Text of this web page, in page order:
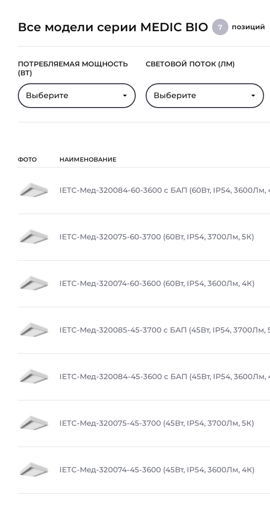
Все модели серии MEDIC BIO 7 позиций
ПОТРЕБЛЯЕМАЯ МОЩНОСТЬ
(ВТ)
Выберите
СВЕТОВОЙ ПОТОК (ЛМ)
Выберите
ФОТО НАИМЕНОВАНИЕ
IETC-Мед-320084-60-3600 с БАП (60Вт, IP54, 3600Лм,
IETC-Мед-320075-60-3700 (60Вт, IP54, 3700Лм, 5К)
IETC-Мед-320074-60-3600 (60Вт, IP54, 3600Лм, 4К)
IETC-Мед-320085-45-3700 с БАП (45Вт, IP54, 3700Лм,
IETC-Мед-320084-45-3600 с БАП (45Вт, IP54, 3600Лм,
IETC-Мед-320075-45-3700 (45Вт, IP54, 3700Лм, 5К)
IETC-Мед-320074-45-3600 (45Вт, IP54, 3600Лм, 4К)